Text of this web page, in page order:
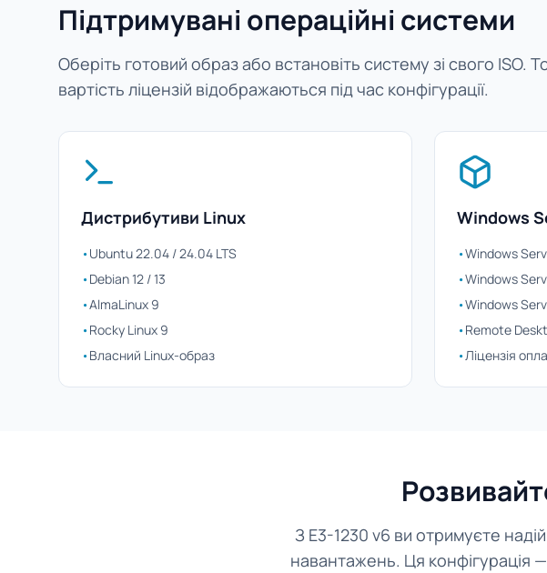
Підтримувані операційні системи
Оберіть готовий образ або встановіть систему зі свого ISO.
вартість ліцензій відображаються під час конфігурації.
Дистрибутиви Linux
•Ubuntu 22.04 / 24.04 LTS
•Debian 12 / 13
•AlmaLinux 9
•Rocky Linux 9
•Власний Linux-образ
Windows
•Windows
•Windows
•Windows
•Remote
•Ліцензія
З E3-1230 v6 ви отримуєте
навантажень. Ця конфігурація